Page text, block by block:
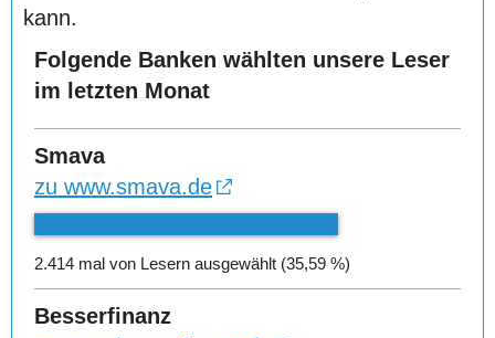
kann.
Folgende Banken wählten unsere Leser
im letzten Monat
Smava
zu www.smava.de
2.414 mal von Lesern ausgewählt (35,59 %)
Besserfinanz